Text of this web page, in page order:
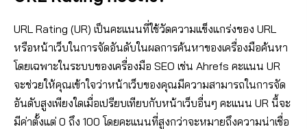
URL Rating (UR) เป็นคะแนนที่ใช้วัดความแข็งแกร่งของ URL
หรือหน้าเว็บในการจัดอันดับในผลการค้นหาของเครื่องมือค้นหา
โดยเฉพาะในระบบของเครื่องมือ SEO เช่น Ahrefs คะแนน UR
จะช่วยให้คุณเข้าใจว่าหน้าเว็บของคุณมีความสามารถในการจัด
อันดับสูงเพียงใดเมื่อเปรียบเทียบกับหน้าเว็บอื่นๆ คะแนน UR นี้จะ
มีค่าตั้งแต่ 0 ถึง 100 โดยคะแนนที่สูงกว่าจะหมายถึงความน่าเชื่อ